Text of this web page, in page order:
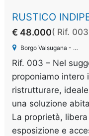
RUSTICO
€ 48.000( Rif.
Borgo Valsugana - Olle
Rif. 003 – Nel
proponiamo intero
ristrutturare,
una soluzione
La proprietà,
esposizione e